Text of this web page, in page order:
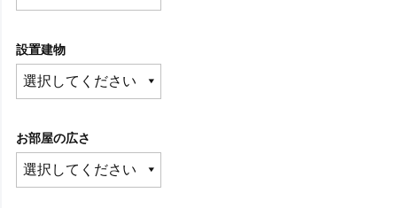
設置建物
お部屋の広さ